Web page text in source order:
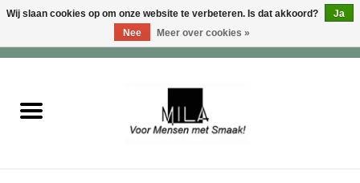
Zoet
Wij slaan cookies op om onze website te verbeteren. Is dat akkoord?
Ja
Nee
Meer over cookies »